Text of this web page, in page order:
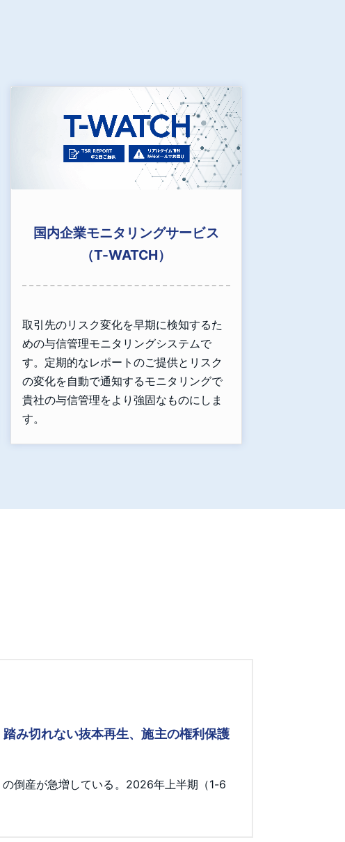
国内企業モニタリングサービス
（T-WATCH）
取引先のリスク変化を早期に検知するた
めの与信管理モニタリングシステムで
す。定期的なレポートのご提供とリスク
の変化を自動で通知するモニタリングで
貴社の与信管理をより強固なものにしま
す。
切れない抜本再生、施主の権利保護
倒産が急増している。2026年上半期（1-6